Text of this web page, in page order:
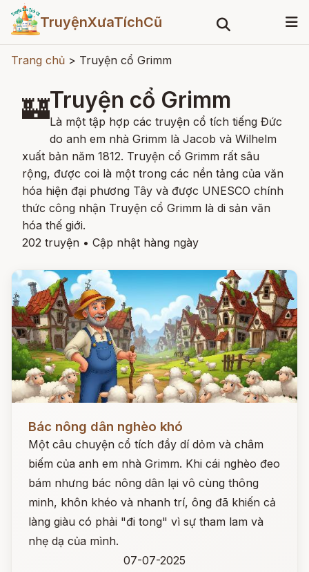
TruyệnXưaTíchCũ
Trang chủ > Truyện cổ Grimm
🏰Truyện cổ Grimm
Là một tập hợp các truyện cổ tích tiếng Đức
do anh em nhà Grimm là Jacob và Wilhelm
xuất bản năm 1812. Truyện cổ Grimm rất sâu
rộng, được coi là một trong các nền tảng của văn
hóa hiện đại phương Tây và được UNESCO chính
thức công nhận Truyện cổ Grimm là di sản văn
hóa thế giới.
202 truyện • Cập nhật hàng ngày
Bác nông dân nghèo khó
Một câu chuyện cổ tích đầy dí dỏm và châm
biếm của anh em nhà Grimm. Khi cái nghèo đeo
bám nhưng bác nông dân lại vô cùng thông
minh, khôn khéo và nhanh trí, ông đã khiến cả
làng giàu có phải "đi tong" vì sự tham lam và
nhẹ dạ của mình.
07-07-2025